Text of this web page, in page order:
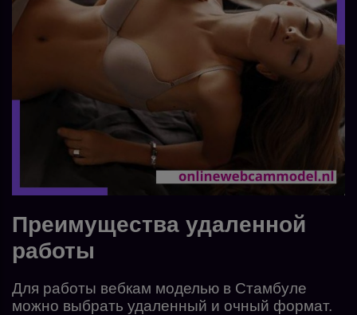
Преимущества удаленной
работы
Для работы вебкам моделью в Стамбуле
можно выбрать удаленный и очный формат.